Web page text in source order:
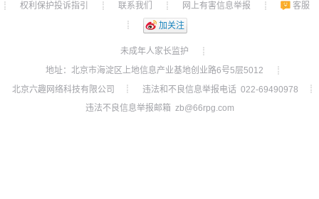
┊
权利保护投诉指引 ┊ 联系我们 ┊ 网上有害信息举报 ┊
客服
┊
加关注
未成年人家长监护
┊
地址：北京市海淀区上地信息产业基地创业路6号5层5012
┊
北京六趣网络科技有限公司
┊ 违法和不良信息举报电话 022-69490978
┊
违法不良信息举报邮箱 zb@66rpg.com